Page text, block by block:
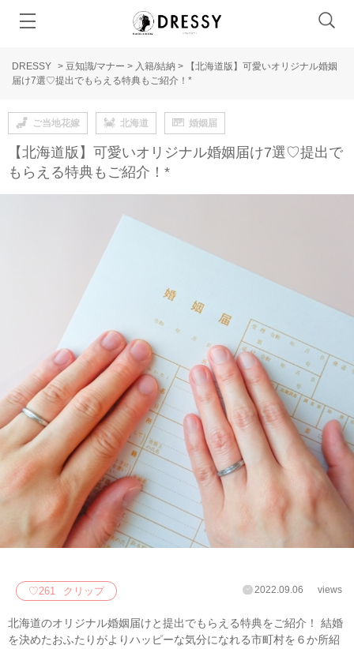
DRESSY > 豆知識/マナー > 入籍/結納 >
【北海道版】可愛いオリジナル婚姻
届け7選♡提出でもらえる特典もご紹介！*
ご当地花嫁 北海道 婚姻届
【北海道版】可愛いオリジナル婚姻届け7選♡提出で
もらえる特典もご紹介！*
♡261 クリップ 2022.09.06 views
北海道のオリジナル婚姻届けと提出でもらえる特典をご紹介！ 結婚
を決めたおふたりがよりハッピーな気分になれる市町村を６か所紹